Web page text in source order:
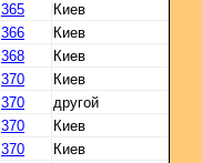
365
Киев
366
Киев
368
Киев
370
Киев
370
другой
370
Киев
370
Киев